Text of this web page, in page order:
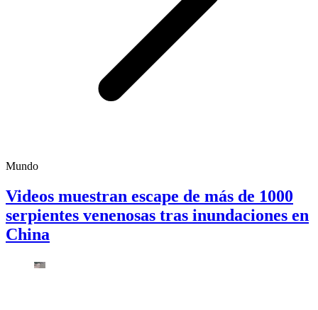
Mundo
Videos muestran escape de más de 1000
serpientes venenosas tras inundaciones en
China